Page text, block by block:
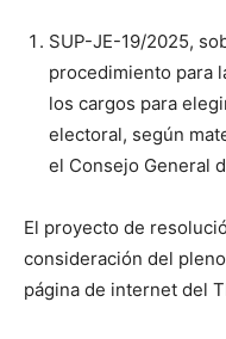
SUP-JE-19/2025,
procedimiento para
los cargos para
electoral, según
el Consejo General
El proyecto de
consideración del
página de internet del